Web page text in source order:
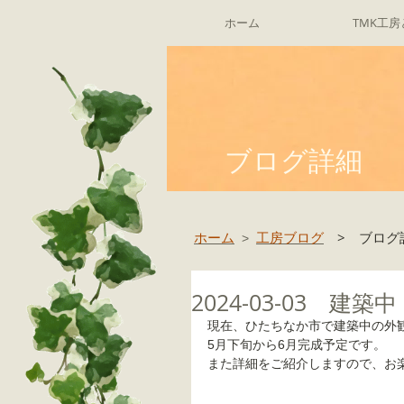
ホーム TMK工房
ブログ詳細
2024-03-03 建築
現在、ひたちなか市で建築中の外
5月下旬から6月完成予定です。
また詳細をご紹介しますので、お
ホーム > 工房ブログ > ブログ